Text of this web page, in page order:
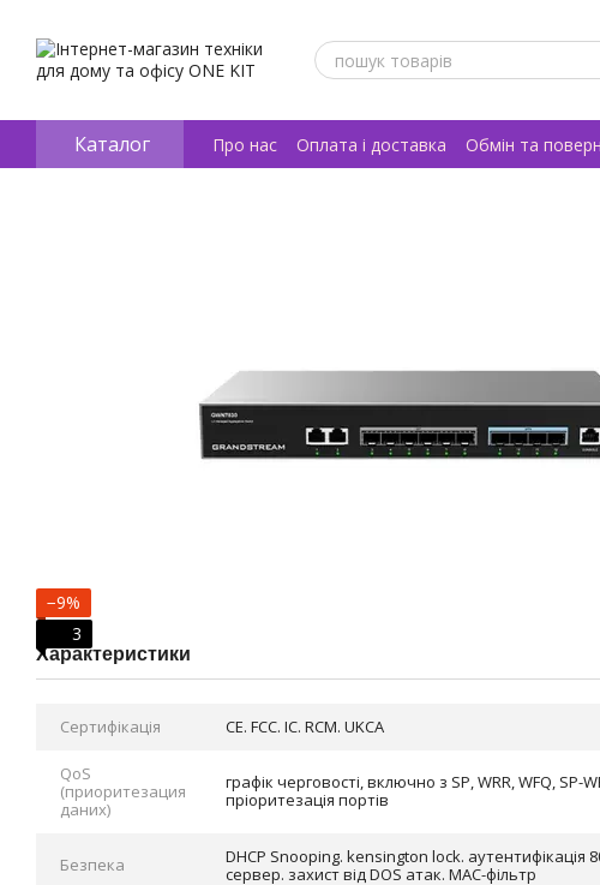
Каталог Про нас Оплата і доставка Обмін та
Відгуки про магазин
−9%
3
Характеристики
Cертифікація CE. FCC. IC. RCM. UKCA
QoS
(приоритезация
даних)
графік черговості, включно з SP, WRR, WFQ, SP-
пріоритезація портів
Безпека
DHCP Snooping. kensington lock. аутентифікація
сервер. захист від DOS атак. МАС-фільтр